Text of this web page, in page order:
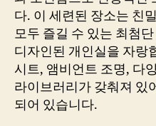
다. 이 세련된 장소는 친
모두 즐길 수 있는 최첨
디자인된 개인실을 자랑
시트, 앰비언트 조명, 다
라이브러리가 갖춰져 있
되어 있습니다.